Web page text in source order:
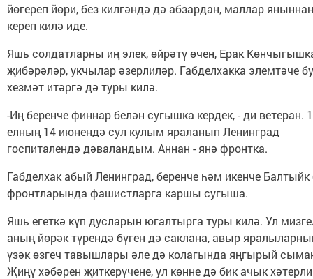
йөгереп йөри, без килгәндә дә абзардан, маллар яныннан
кереп килә иде.
Яшь солдатларны иң элек, өйрәтү өчен, Ерак
җибәрәләр, укчылар әзерлиләр. Габделхакка элемтәче
хезмәт итәргә дә туры килә.
-Иң беренче финнар белән сугышка кердек, - ди ветеран.
елның 14 июнендә сул кулым яраланып Ленинград
госпиталендә дәваландым. Аннан - янә фронтка.
Габделхак абый Ленинград, беренче һәм икенче Балтыйк
фронтларында фашистларга каршы сугыша.
Яшь егеткә күп дусларын югалтырга туры килә. Ул
аның йөрәк түрендә бүген дә саклана, авыр
үзәк өзгеч тавышлары әле дә колагында яңгырый
Җиңү хәбәрен җиткерүчене, ул көнне дә бик ачык хәтерли